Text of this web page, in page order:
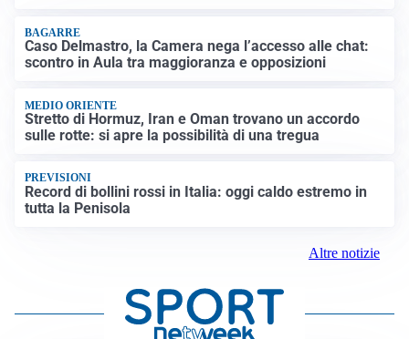
BAGARRE
Caso Delmastro, la Camera nega l’accesso alle chat:
scontro in Aula tra maggioranza e opposizioni
MEDIO ORIENTE
Stretto di Hormuz, Iran e Oman trovano un accordo
sulle rotte: si apre la possibilità di una tregua
PREVISIONI
Record di bollini rossi in Italia: oggi caldo estremo in
tutta la Penisola
Altre notizie